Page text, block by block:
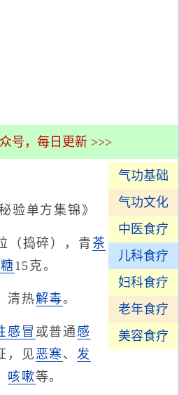
号，每日更新 >>>
气功基础
气功文化
中医食疗
儿科食疗
妇科食疗
老年食疗
美容食疗
单方集锦》
（捣碎），青 茶
15克。
热解毒。
感冒 或普通 感
，见 恶寒 、发
咳嗽等。